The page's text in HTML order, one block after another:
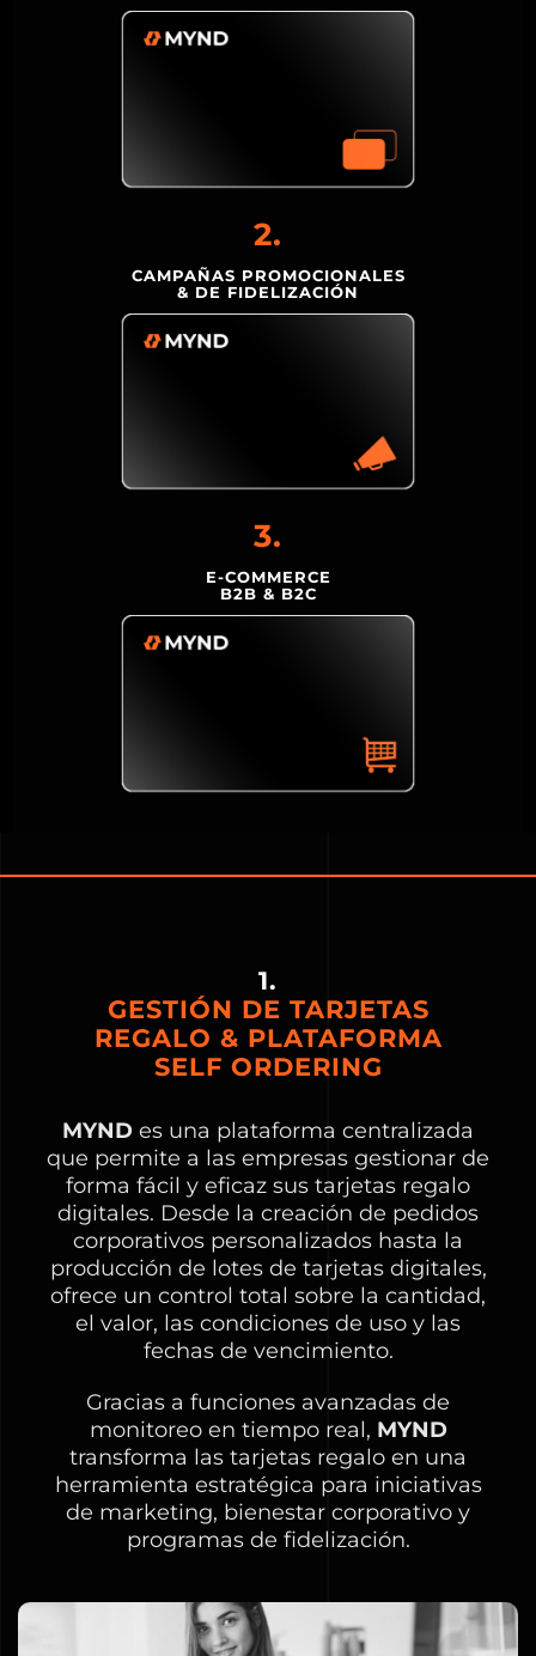
2.
CAMPAÑAS PROMOCIONALES
& DE FIDELIZACIÓN
3.
E-COMMERCE
B2B & B2C
1.
GESTIÓN DE TARJETAS
REGALO & PLATAFORMA
SELF ORDERING
MYND es una plataforma centralizada
que permite a las empresas gestionar de
forma fácil y eficaz sus tarjetas regalo
digitales. Desde la creación de pedidos
corporativos personalizados hasta la
producción de lotes de tarjetas digitales,
ofrece un control total sobre la cantidad,
el valor, las condiciones de uso y las
fechas de vencimiento.
Gracias a funciones avanzadas de
monitoreo en tiempo real, MYND
transforma las tarjetas regalo en una
herramienta estratégica para iniciativas
de marketing, bienestar corporativo y
programas de fidelización.